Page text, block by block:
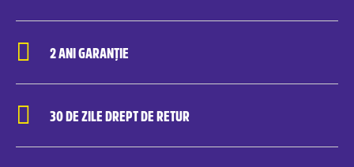
2 ANI GARANȚIE
30 DE ZILE DREPT DE RETUR